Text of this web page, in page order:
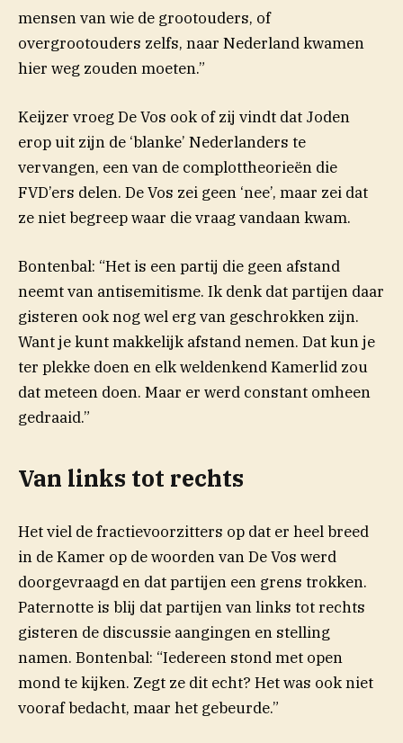
mensen van wie de grootouders, of
overgrootouders zelfs, naar Nederland kwamen
hier weg zouden moeten.”
Keijzer vroeg De Vos ook of zij vindt dat Joden
erop uit zijn de ‘blanke’ Nederlanders te
vervangen, een van de complottheorieën die
FVD’ers delen. De Vos zei geen ‘nee’, maar zei dat
ze niet begreep waar die vraag vandaan kwam.
Bontenbal: “Het is een partij die geen afstand
neemt van antisemitisme. Ik denk dat partijen daar
gisteren ook nog wel erg van geschrokken zijn.
Want je kunt makkelijk afstand nemen. Dat kun je
ter plekke doen en elk weldenkend Kamerlid zou
dat meteen doen. Maar er werd constant omheen
gedraaid.”
Van links tot rechts
Het viel de fractievoorzitters op dat er heel breed
in de Kamer op de woorden van De Vos werd
doorgevraagd en dat partijen een grens trokken.
Paternotte is blij dat partijen van links tot rechts
gisteren de discussie aangingen en stelling
namen. Bontenbal: “Iedereen stond met open
mond te kijken. Zegt ze dit echt? Het was ook niet
vooraf bedacht, maar het gebeurde.”